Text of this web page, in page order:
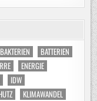
BAKTERIEN
BATTERIEN
ENERGIE
IDW
KLIMAWANDEL